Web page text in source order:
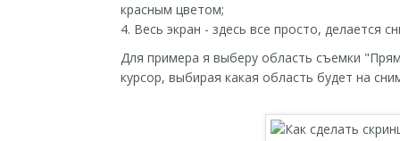
красным цветом;
4. Весь экран - здесь все просто, делается
Для примера я выберу область съемки
курсор, выбирая какая область будет на